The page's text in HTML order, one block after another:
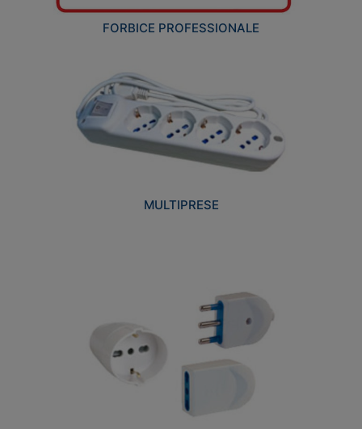
FORBICE PROFESSIONALE
MULTIPRESE